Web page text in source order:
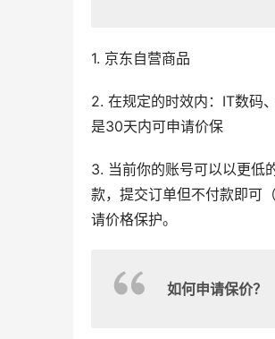
1. 京东自营商品
2. 在规定的时效内：IT数码
是30天内可申请价保
3. 当前你的账号可以以更低
款，提交订单但不付款即可
请价格保护。
如何申请保价？